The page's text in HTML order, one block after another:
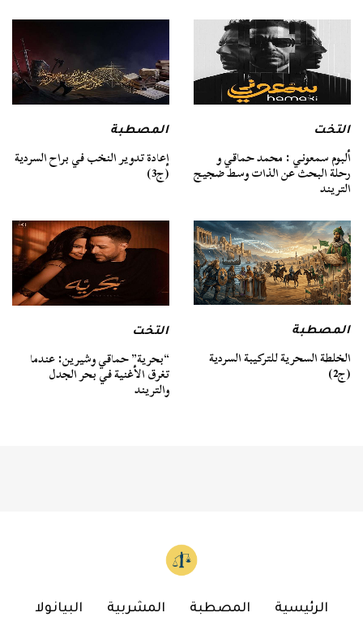
التخت
ألبوم سمعوني : محمد حماقي و
رحلة البحث عن الذات وسط ضجيج
التريند
المصطبة
إعادة تدوير النخب في براح السردية
(ج3)
المصطبة
الخلطة السحرية للتركيبة السردية
(ج2)
التخت
“بحرية” حماقي وشيرين: عندما
تغرق الأغنية في بحر الجدل
والتريند
الرئيسية المصطبة المشربية البيانولا